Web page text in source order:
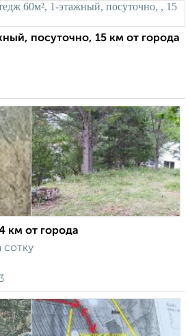
посуточно, 15 км от города
км от города
сотку